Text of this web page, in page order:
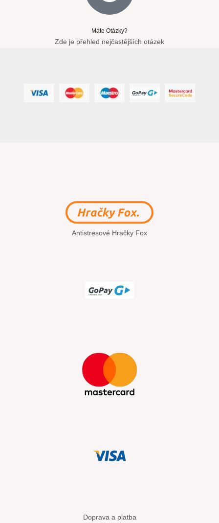
Máte Otázky?
Zde je přehled nejčastějších otázek
Antistresové Hračky Fox
Doprava a platba